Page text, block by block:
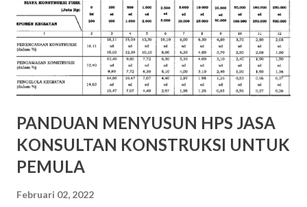
purna jual. Pilihan jawaban (D) salah karena dalam MRP tidak
terdapat rantai pasok ekternal
PANDUAN MENYUSUN HPS JASA
KONSULTAN KONSTRUKSI UNTUK
PEMULA
Februari 02, 2022